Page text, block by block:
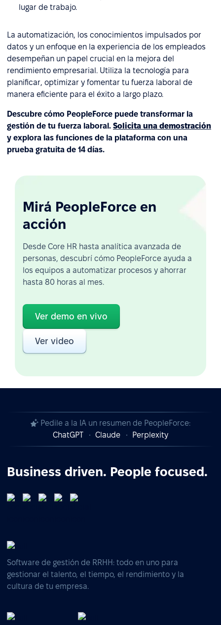
lugar de trabajo.
La automatización, los conocimientos impulsados por
datos y un enfoque en la experiencia de los empleados
desempeñan un papel crucial en la mejora del
rendimiento empresarial. Utiliza la tecnología para
planificar, optimizar y fomentar tu fuerza laboral de
manera eficiente para el éxito a largo plazo.
Descubre cómo PeopleForce puede transformar la
gestión de tu fuerza laboral. Solicita una demostración
y explora las funciones de la plataforma con una
prueba gratuita de 14 días.
Mirá PeopleForce en
acción
Desde Core HR hasta analítica avanzada de
personas, descubrí cómo PeopleForce ayuda a
los equipos a automatizar procesos y ahorrar
hasta 80 horas al mes.
Ver demo en vivo
Ver video
Pedile a la IA un resumen de PeopleForce:
ChatGPT
Claude Perplexity
Business driven. People focused.
Software de gestión de RRHH: todo en uno para
gestionar el talento, el tiempo, el rendimiento y la
cultura de tu empresa.